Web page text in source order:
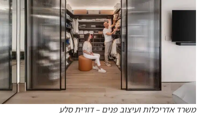
משרד אדריכלות ועיצוב פנים – דורית סלע